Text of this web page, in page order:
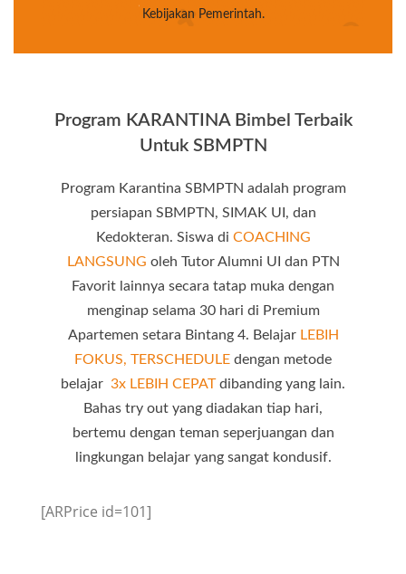
Kebijakan Pemerintah.
Program KARANTINA Bimbel Terbaik
Untuk SBMPTN
Program Karantina SBMPTN adalah program
persiapan SBMPTN, SIMAK UI, dan
Kedokteran. Siswa di COACHING
LANGSUNG oleh Tutor Alumni UI dan PTN
Favorit lainnya secara tatap muka dengan
menginap selama 30 hari di Premium
Apartemen setara Bintang 4. Belajar LEBIH
FOKUS, TERSCHEDULE dengan metode
belajar 3x LEBIH CEPATdibanding yang lain.
Bahas try out yang diadakan tiap hari,
bertemu dengan teman seperjuangan dan
lingkungan belajar yang sangat kondusif.
[ARPrice id=101]